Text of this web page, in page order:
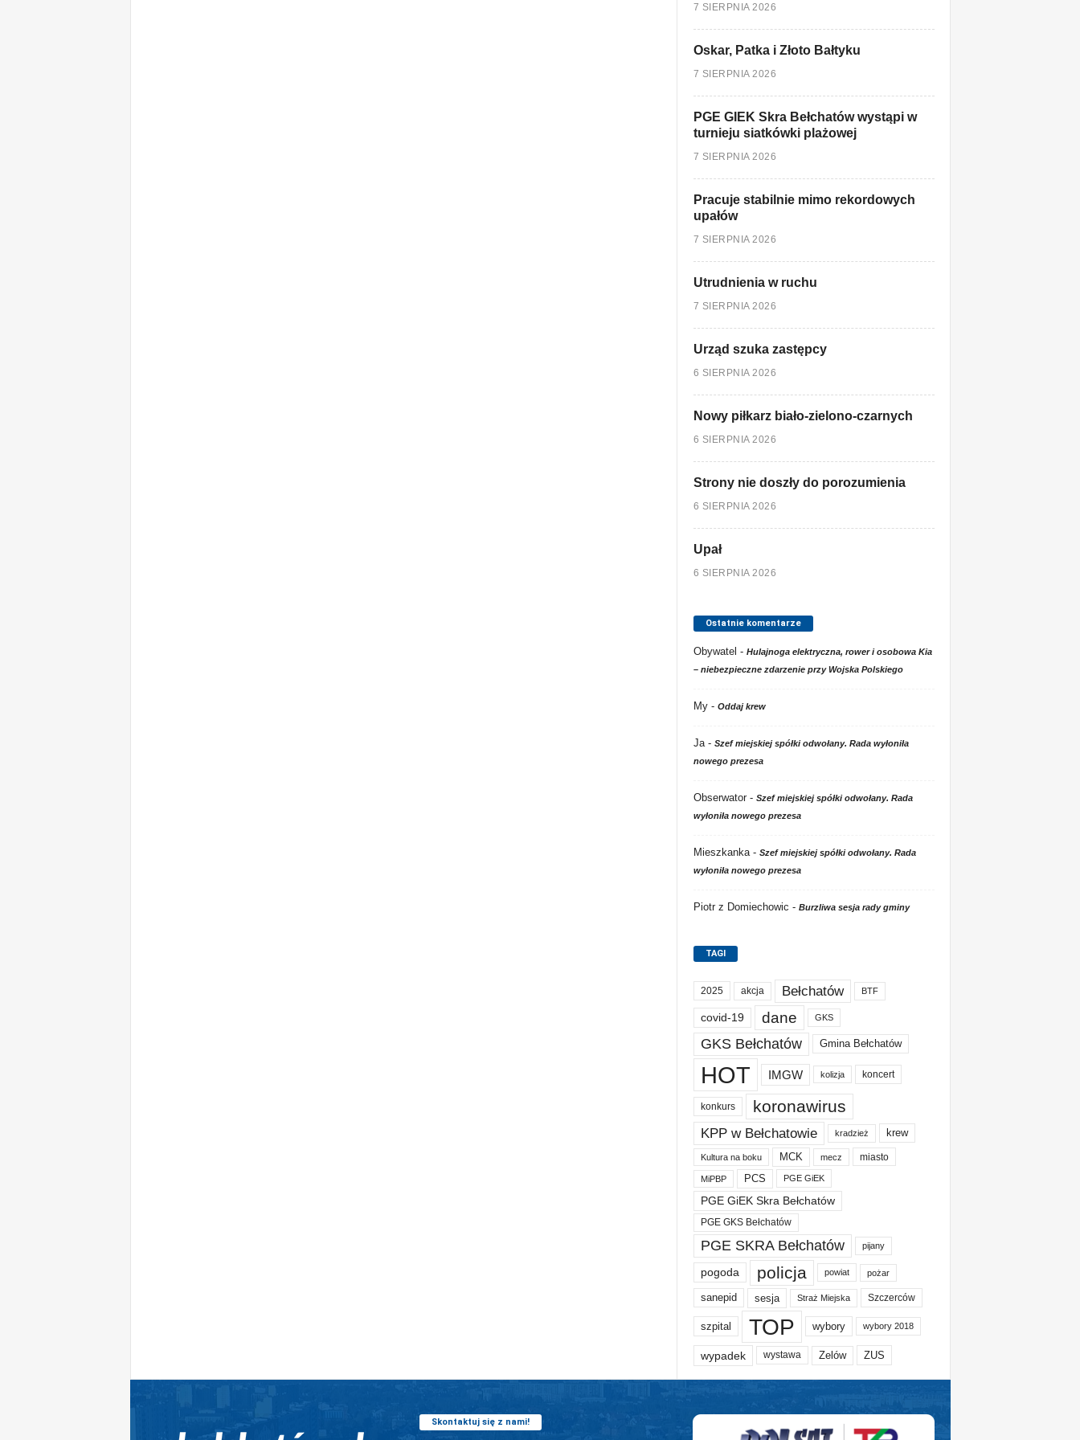
7 SIERPNIA 2026
Oskar, Patka i Złoto Bałtyku
7 SIERPNIA 2026
PGE GIEK Skra Bełchatów wystąpi w
turnieju siatkówki plażowej
7 SIERPNIA 2026
Pracuje stabilnie mimo rekordowych
upałów
7 SIERPNIA 2026
Utrudnienia w ruchu
7 SIERPNIA 2026
Urząd szuka zastępcy
6 SIERPNIA 2026
Nowy piłkarz biało-zielono-czarnych
6 SIERPNIA 2026
Strony nie doszły do porozumienia
6 SIERPNIA 2026
Upał
6 SIERPNIA 2026
Ostatnie komentarze
Obywatel - Hulajnoga elektryczna, rower i osobowa Kia
– niebezpieczne zdarzenie przy Wojska Polskiego
My- Oddaj krew
Ja- Szef miejskiej spółki odwołany. Rada wyłoniła
nowego prezesa
Obserwator- Szef miejskiej spółki odwołany. Rada
wyłoniła nowego prezesa
Mieszkanka- Szef miejskiej spółki odwołany. Rada
wyłoniła nowego prezesa
Piotr z Domiechowic - Burzliwa sesja rady gminy
TAGI
2025 akcja Bełchatów BTF
covid-19 dane GKS
GKS Bełchatów Gmina Bełchatów
HOT IMGW kolizja koncert
konkurs koronawirus
KPP w Bełchatowie kradzież krew
Kultura na boku MCK mecz miasto
MiPBP PCS PGE GiEK
PGE GiEK Skra Bełchatów
PGE GKS Bełchatów
PGE SKRA Bełchatów pijany
pogoda policja powiat pożar
sanepid sesja Straż Miejska Szczerców
szpital TOP wybory wybory 2018
wypadek wystawa Zelów ZUS
Skontaktuj się z nami!